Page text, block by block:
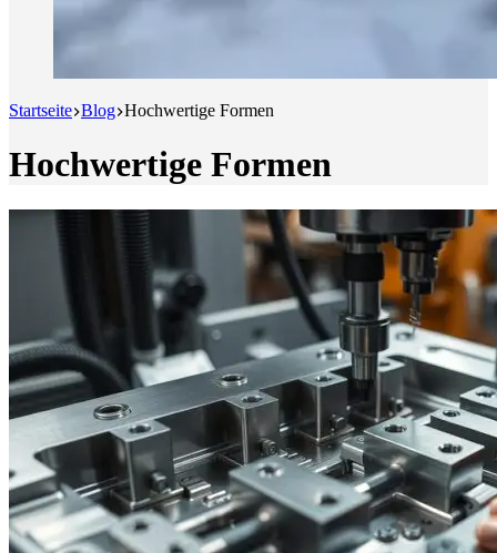
Startseite Blog Hochwertige Formen
Hochwertige Formen